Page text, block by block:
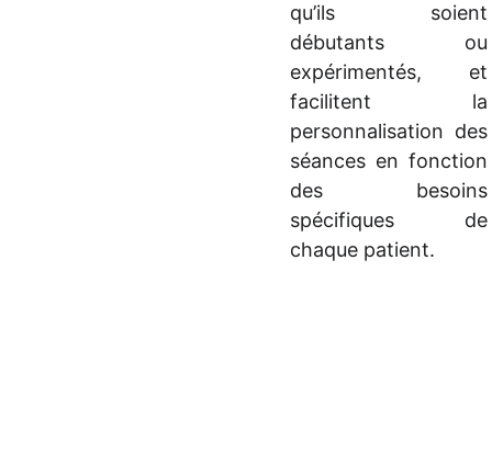
qu’ils soient
débutants ou
expérimentés, et
facilitent la
personnalisation des
séances en fonction
des besoins
spécifiques de
chaque patient.